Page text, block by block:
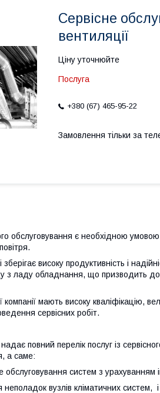
Сервісне
вентиляції
Ціну уточнюйте
Послуга
+380 (67) 465-95-22
Замовлення тільки за
обслуговування є необхідною
зберігає високу продуктивність і
з ладу обладнання, що призводить
компанії мають високу кваліфікацію,
сервісних робіт.
повний перелік послуг із
а саме:
обслуговування систем з урахуванням
вузлів кліматичних систем,